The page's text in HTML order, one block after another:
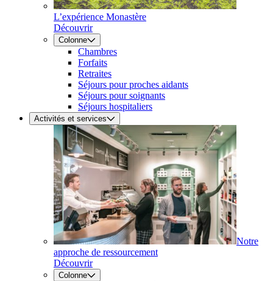
L’expérience Monastère
Découvrir
Colonne
Chambres
Forfaits
Retraites
Séjours pour proches aidants
Séjours pour soignants
Séjours hospitaliers
Activités et services
Notre
approche de ressourcement
Découvrir
Colonne